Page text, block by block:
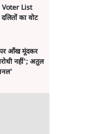
List
का वोट
आँख मूंदकर
नहीं'; अतुल